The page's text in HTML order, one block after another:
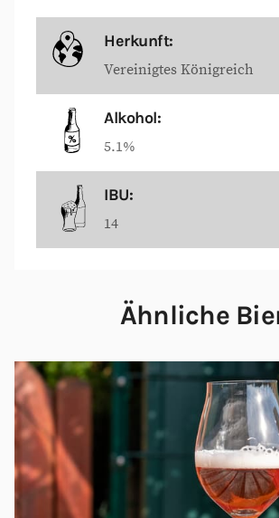
Herkunft:
Vereinigtes Königreich
Alkohol:
5.1%
IBU:
14
Ähnliche